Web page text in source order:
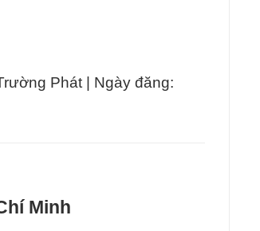
Phát | Ngày đăng:
Minh